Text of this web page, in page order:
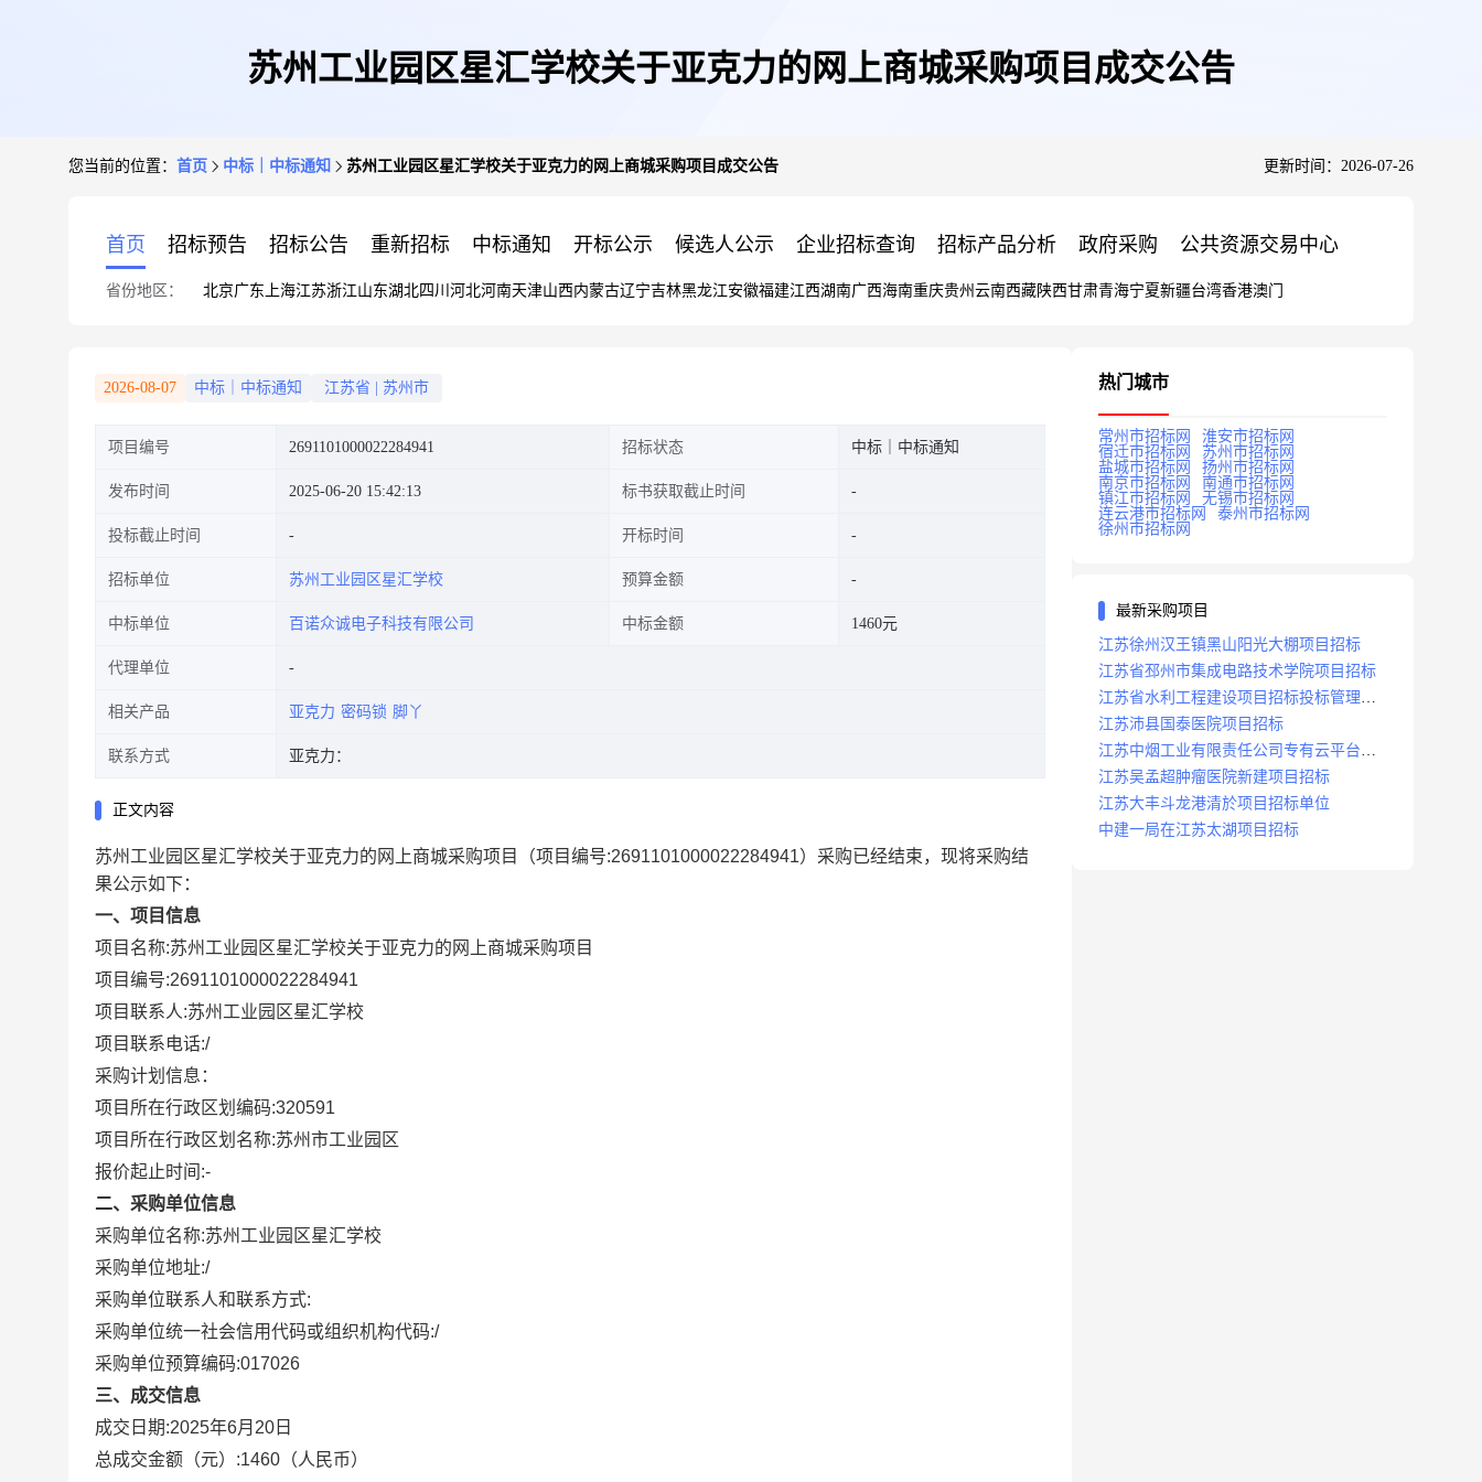
苏州工业园区星汇学校关于亚克力的网上商城采购项目成交公告
您当前的位置： 首页 中标｜中标通知 苏州工业园区星汇学校关于亚克力的网上商城采购项目成交公告 更新时间：2026-07-26
首页 招标预告 招标公告 重新招标 中标通知 开标公示 候选人公示 企业招标查询 招标产品分析 政府采购 公共资源交易中心
省份地区： 北京广东 上海江苏浙江山东湖北四川 河北河南天津山西内蒙古辽宁吉林黑龙江安徽福建江西湖南广西海南重庆贵州 云南西藏陕西甘肃青海宁夏新疆台湾香港澳门
2026-08-07 中标｜中标通知 江苏省 苏州市
项目编号 2691101000022284941 招标状态 中标｜中标通知
发布时间 2025-06-20 15:42:13 标书获取截止时间
投标截止时间 开标时间
招标单位 苏州工业园区星汇学校 预算金额
中标单位 百诺众诚电子科技有限公司 中标金额 1460元
代理单位
相关产品 亚克力 密码锁 脚丫
联系方式 亚克力：
正文内容
苏州工业园区星汇学校关于亚克力的网上商城采购项目 （项目编号:2691101000022284941）采购已经结束，现将采购结
果公示如下：
一、项目信息
项目名称:苏州工业园区星汇学校关于亚克力的网上商城采购项目
项目编号:2691101000022284941
项目联系人:苏州工业园区星汇学校
项目联系电话:/
采购计划信息：
项目所在行政区划编码:320591
项目所在行政区划名称:苏州市工业园区
报价起止时间:-
二、采购单位信息
采购单位名称:苏州工业园区星汇学校
采购单位地址:/
采购单位联系人和联系方式:
采购单位统一社会信用代码或组织机构代码:/
采购单位预算编码:017026
三、成交信息
成交日期:2025年6月20日
总成交金额（元）:1460 （人民币）
热门城市
常州市招标网
淮安市招标网
宿迁市招标网
苏州市招标网
盐城市招标网
扬州市招标网
南京市招标网
南通市招标网
镇江市招标网
无锡市招标网
连云港市招标网
泰州市招标网
徐州市招标网
最新采购项目
江苏徐州汉王镇黑山阳光大棚项目招标
江苏省邳州市集成电路技术学院项目招标
江苏省水利工程建设项目招标投标管理办
法
江苏沛县国泰医院项目招标
江苏中烟工业有限责任公司专有云平台扩
容项目招标
江苏吴孟超肿瘤医院新建项目招标
江苏大丰斗龙港清於项目招标单位
中建一局在江苏太湖项目招标